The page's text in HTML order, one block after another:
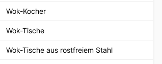
Wok-Kocher
Wok-Tische
Wok-Tische aus rostfreiem Stahl